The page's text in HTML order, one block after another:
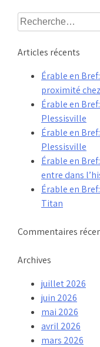
Rechercher :
Articles récents
Érable en
proximité
Érable en
Plessisville
Érable en
Plessisville
Érable en
entre dans
Érable en
Titan
Commentaires
Archives
juillet 2026
juin 2026
mai 2026
avril 2026
mars 2026